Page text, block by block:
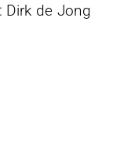
Dirk de Jong